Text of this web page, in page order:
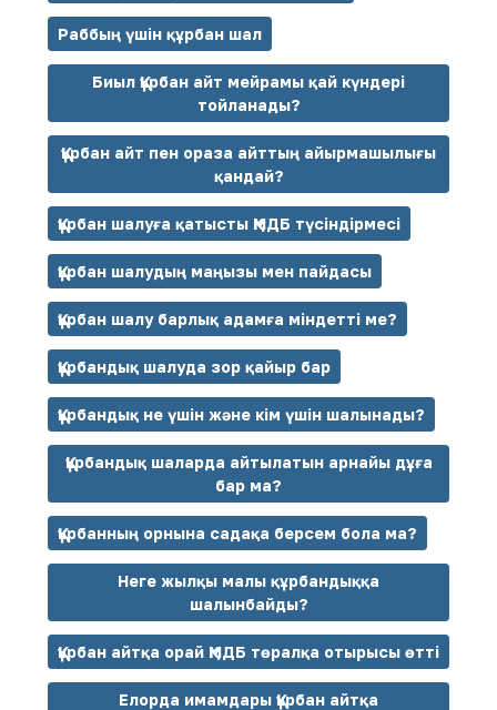
Раббың үшін құрбан шал
Биыл Құрбан айт мейрамы қай күндері
тойланады?
Құрбан айт пен ораза айттың айырмашылығы
қандай?
Құрбан шалуға қатысты ҚМДБ түсіндірмесі
Құрбан шалудың маңызы мен пайдасы
Құрбан шалу барлық адамға міндетті ме?
Құрбандық шалуда зор қайыр бар
Құрбандық не үшін және кім үшін шалынады?
Құрбандық шаларда айтылатын арнайы дұға
бар ма?
Құрбанның орнына садақа берсем бола ма?
Неге жылқы малы құрбандыққа
шалынбайды?
Құрбан айтқа орай ҚМДБ төралқа отырысы өтті
Елорда имамдары Құрбан айтқа